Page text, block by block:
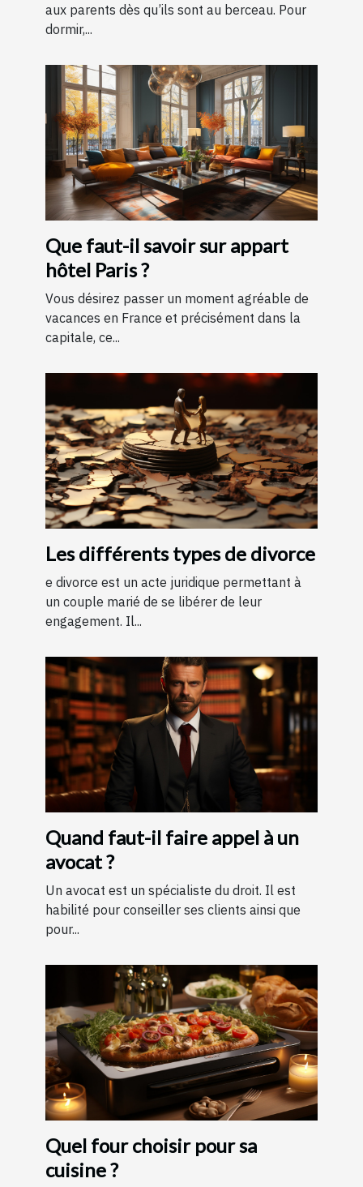
aux parents dès qu’ils sont au berceau. Pour
dormir,...
Que faut-il savoir sur appart
hôtel Paris ?
Vous désirez passer un moment agréable de
vacances en France et précisément dans la
capitale, ce...
Les différents types de divorce
e divorce est un acte juridique permettant à
un couple marié de se libérer de leur
engagement. Il...
Quand faut-il faire appel à un
avocat ?
Un avocat est un spécialiste du droit. Il est
habilité pour conseiller ses clients ainsi que
pour...
Quel four choisir pour sa
cuisine ?